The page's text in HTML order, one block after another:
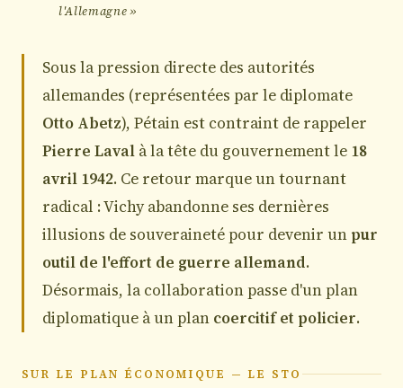
l'Allemagne »
Sous la pression directe des autorités
allemandes (représentées par le diplomate
Otto Abetz), Pétain est contraint de rappeler
Pierre Laval à la tête du gouvernement le 18
avril 1942. Ce retour marque un tournant
radical : Vichy abandonne ses dernières
illusions de souveraineté pour devenir un pur
outil de l'effort de guerre allemand.
Désormais, la collaboration passe d'un plan
diplomatique à un plan coercitif et policier.
SUR LE PLAN ÉCONOMIQUE — LE STO